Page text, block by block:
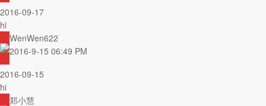
2016-09-17
hi
WenWen622
2016-9-15 06:49 PM
2016-09-15
hi
郑小慧